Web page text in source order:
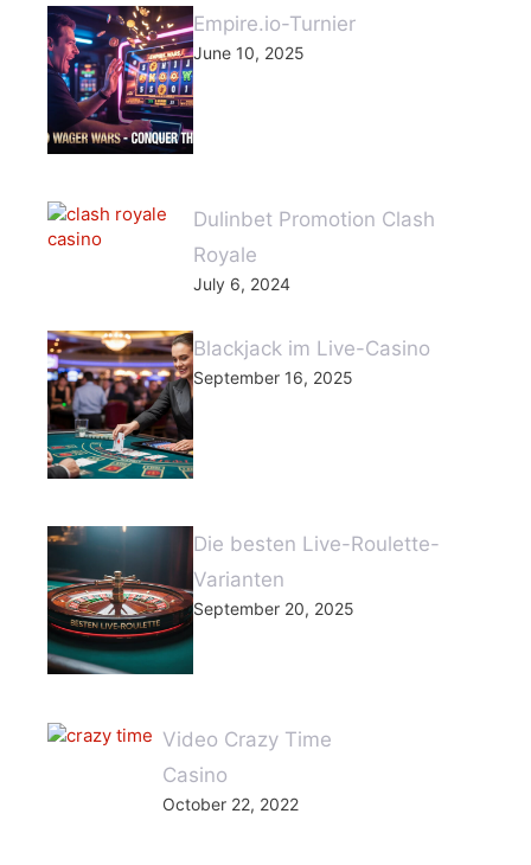
Empire.io-Turnier
June 10, 2025
Dulinbet Promotion Clash
Royale
July 6, 2024
Blackjack im Live-Casino
September 16, 2025
Die besten Live-Roulette-
Varianten
September 20, 2025
Video Crazy Time
Casino
October 22, 2022